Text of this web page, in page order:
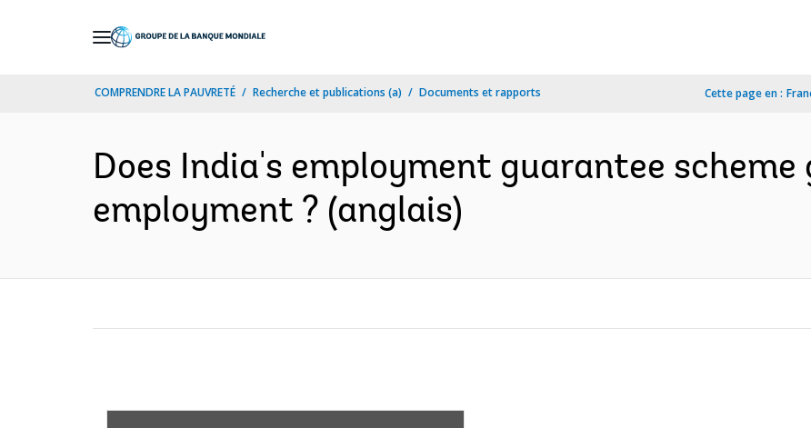
COMPRENDRE LA PAUVRETÉ Recherche et publications (a) Documents et rapports Cette page en :
Does India's employment guarantee scheme
employment ? (anglais)